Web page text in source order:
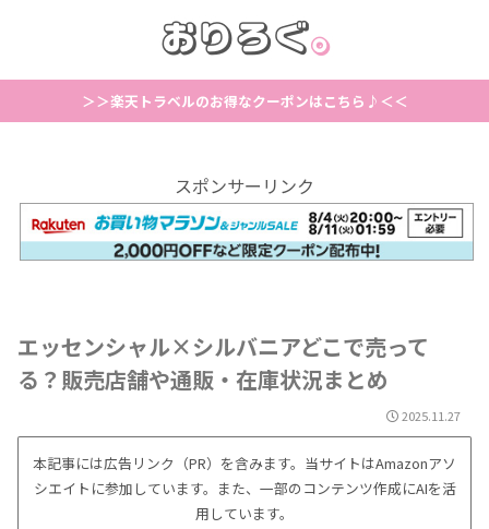
＞＞楽天トラベルのお得なクーポンはこちら♪＜＜
スポンサーリンク
エッセンシャル×シルバニアどこで売って
る？販売店舗や通販・在庫状況まとめ
2025.11.27
本記事には広告リンク（PR）を含みます。当サイトはAmazonアソ
シエイトに参加しています。また、一部のコンテンツ作成にAIを活
用しています。